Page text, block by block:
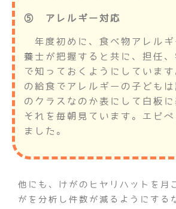
⑤ アレルギー対応
年度初めに、食べ物アレルギ
養士が把握すると共に、担任、
で知っておくようにしています
の給食でアレルギーの子ども
のクラスなのか表にして白板
それを毎朝見ています。エピ
ました。
他にも、けがのヒヤリハットを月
がを分析し件数が減るようにする